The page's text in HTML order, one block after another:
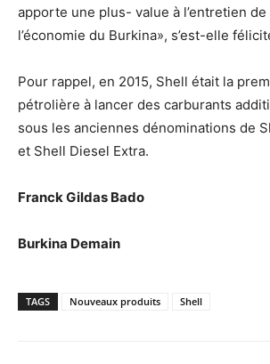
apporte une plus- value à l’entretien
l’économie du Burkina», s’est-elle
Pour rappel, en 2015, Shell était la
pétrolière à lancer des carburants
sous les anciennes dénominations de
et Shell Diesel Extra.
Franck Gildas Bado
Burkina Demain
TAGS Nouveaux produits Shell